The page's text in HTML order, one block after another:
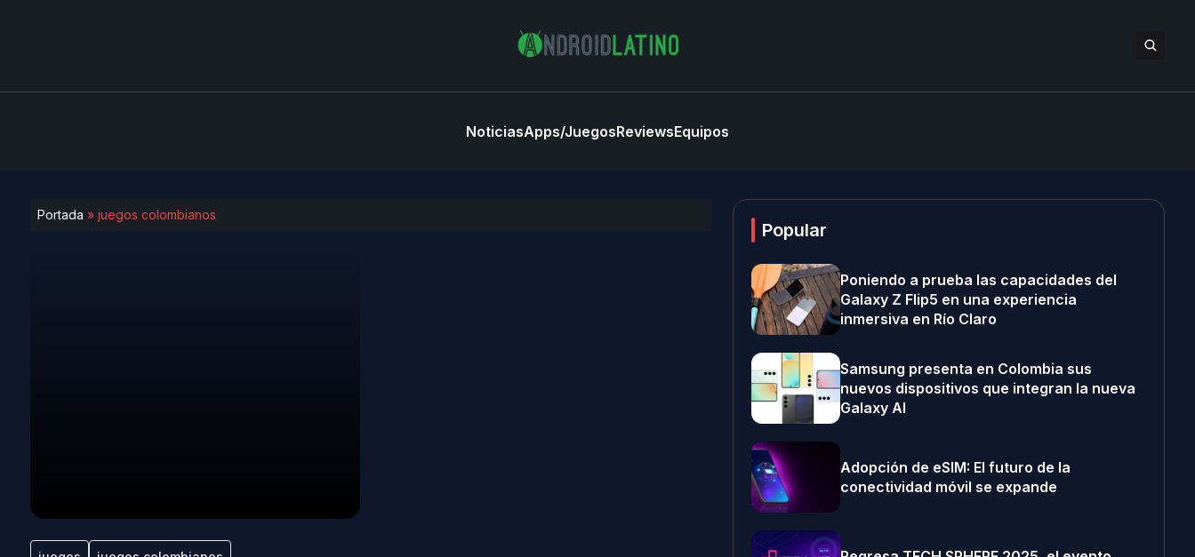
NoticiasApps/JuegosReviewsEquipos
Portada » juegos colombianos
Popular
Poniendo a prueba las capacidades del
Galaxy Z Flip5 en una experiencia
inmersiva en Río Claro
Samsung presenta en Colombia sus
nuevos dispositivos que integran la nueva
Galaxy AI
Adopción de eSIM: El futuro de la
conectividad móvil se expande